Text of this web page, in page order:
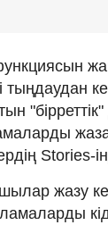
Stories-
жазу